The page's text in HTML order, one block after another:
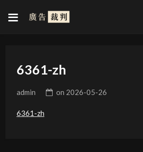
6361-zh
admin on 2026-05-26
6361-zh